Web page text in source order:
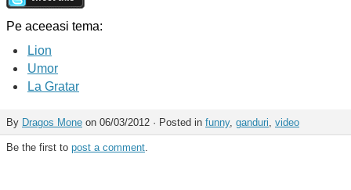
Pe aceeasi tema:
Lion
Umor
La Gratar
By Dragos Mone on 06/03/2012 · Posted in funny, ganduri, video
Be the first to post a comment.